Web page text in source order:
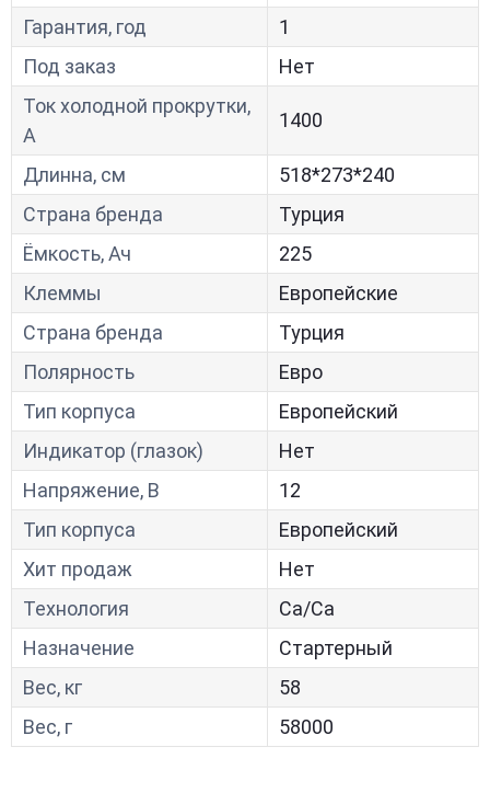
Гарантия, год
1
Под заказ
Нет
Ток холодной прокрутки,
A
1400
Длинна, см
518*273*240
Страна бренда
Турция
Ёмкость, Ач
225
Клеммы
Европейские
Страна бренда
Турция
Полярность
Евро
Тип корпуса
Европейский
Индикатор (глазок)
Нет
Напряжение, В
12
Тип корпуса
Европейский
Хит продаж
Нет
Технология
Са/Са
Назначение
Стартерный
Вес, кг
58
Вес, г
58000